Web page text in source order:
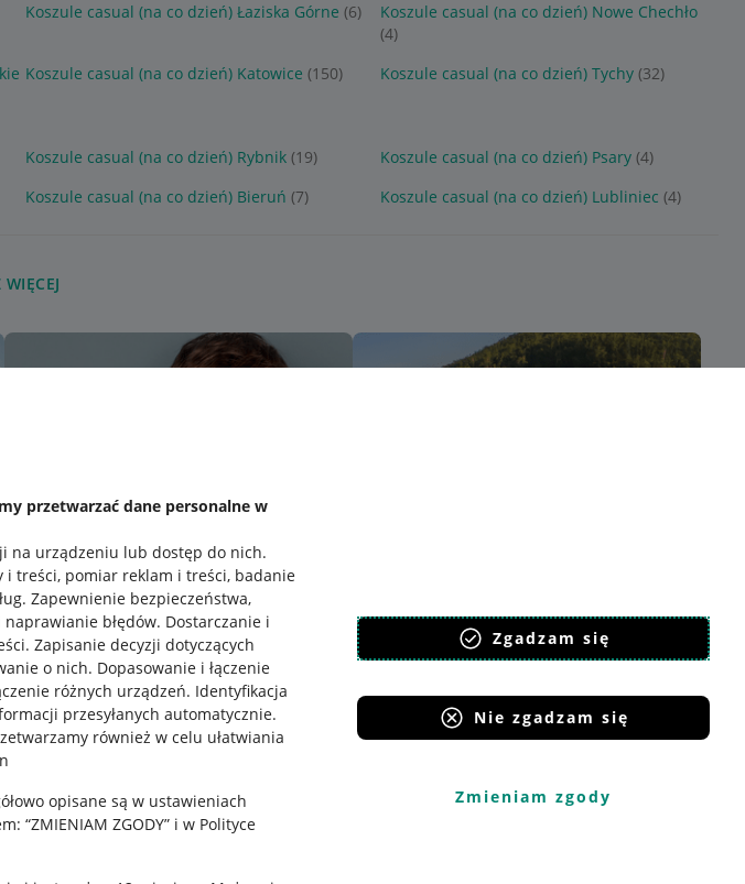
przetwarzać dane personalne w
na urządzeniu lub dostęp do nich.
i treści, pomiar reklam i treści, badanie
. Zapewnienie bezpieczeństwa,
błędów. Dostarczanie i
. Zapisanie decyzji dotyczących
o nich. Dopasowanie i łączenie
różnych urządzeń. Identyfikacja
przesyłanych automatycznie.
również w celu ułatwiania
opisane są w ustawieniach
“ZMIENIAM ZGODY” i w Polityce
Zgadzam się
Nie zgadzam się
Zmieniam zgody
Koszule casual (na co dzień) Łaziska Górne (6)
Koszule casual (na co dzień) Nowe Chechło
(4)
Koszule casual (na co dzień) Katowice (150) Koszule casual (na co dzień) Tychy (32)
Koszule casual (na co dzień) Rybnik (19) Koszule casual (na co dzień) Psary (4)
Koszule casual (na co dzień) Bieruń (7) Koszule casual (na co dzień) Lubliniec (4)
aplikację